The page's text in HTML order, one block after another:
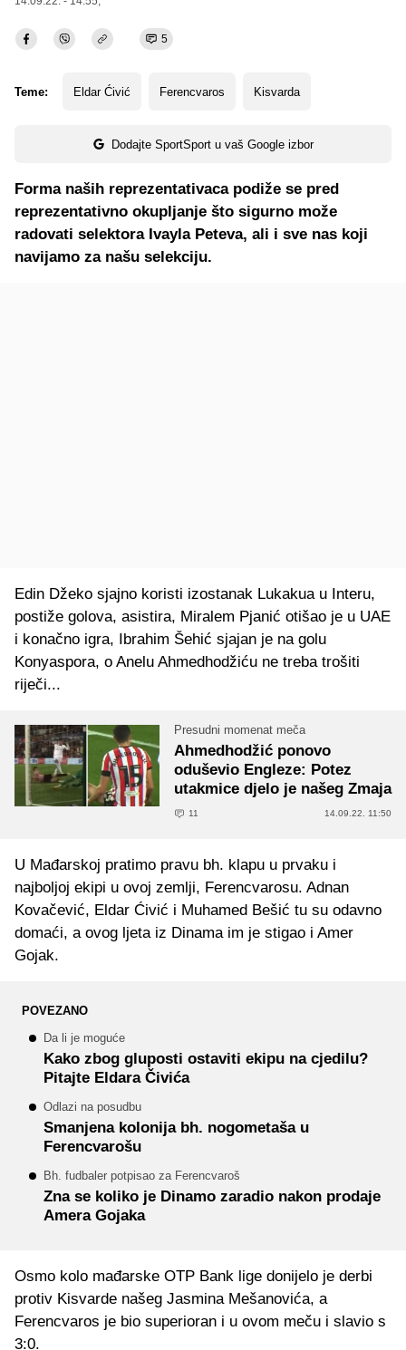
5
Teme: Eldar Ćivić Ferencvaros Kisvarda
Dodajte SportSport u vaš Google izbor
Forma naših reprezentativaca podiže se pred
reprezentativno okupljanje što sigurno može
radovati selektora Ivayla Peteva, ali i sve nas koji
navijamo za našu selekciju.
Edin Džeko sjajno koristi izostanak Lukakua u Interu,
postiže golova, asistira, Miralem Pjanić otišao je u UAE
i konačno igra, Ibrahim Šehić sjajan je na golu
Konyaspora, o Anelu Ahmedhodžiću ne treba trošiti
riječi...
Presudni momenat meča
Ahmedhodžić ponovo
oduševio Engleze: Potez
utakmice djelo je našeg Zmaja
11 14.09.22. 11:50
U Mađarskoj pratimo pravu bh. klapu u prvaku i
najboljoj ekipi u ovoj zemlji, Ferencvarosu. Adnan
Kovačević, Eldar Ćivić i Muhamed Bešić tu su odavno
domaći, a ovog ljeta iz Dinama im je stigao i Amer
Gojak.
POVEZANO
Da li je moguće
Kako zbog gluposti ostaviti ekipu na cjedilu?
Pitajte Eldara Čivića
Odlazi na posudbu
Smanjena kolonija bh. nogometaša u
Ferencvarošu
Bh. fudbaler potpisao za Ferencvaroš
Zna se koliko je Dinamo zaradio nakon prodaje
Amera Gojaka
Osmo kolo mađarske OTP Bank lige donijelo je derbi
protiv Kisvarde našeg Jasmina Mešanovića, a
Ferencvaros je bio superioran i u ovom meču i slavio s
3:0.